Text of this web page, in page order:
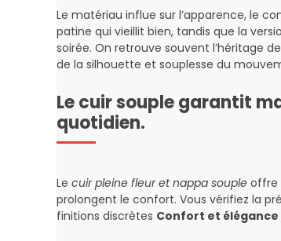
Le matériau influe sur l’apparence, le
patine qui vieillit bien, tandis que la
soirée. On retrouve souvent l’héritage
de la silhouette et souplesse du
Le cuir souple garantit
quotidien.
Le cuir pleine fleur et nappa souple offre
prolongent le confort. Vous vérifiez la
finitions discrètes Confort et